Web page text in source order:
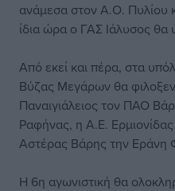
ανάμεσα στον Α.Ο. Πυλίου
ίδια ώρα ο ΓΑΣ Ιάλυσος θα
Από εκεί και πέρα, στα
Βύζας Μεγάρων θα
Παναιγιάλειος τον ΠΑΟ
Ραφήνας, η Α.Ε.
Αστέρας Βάρης την Εράνη
Η 6η αγωνιστική θα